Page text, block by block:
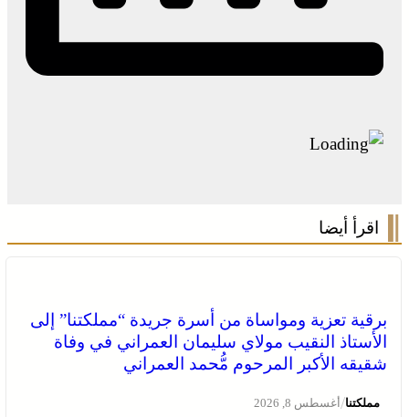
اقرأ أيضا
برقية تعزية ومواساة من أسرة جريدة “مملكتنا” إلى
الأستاذ النقيب مولاي سليمان العمراني في وفاة
شقيقه الأكبر المرحوم مُّحمد العمراني
مملكتنا/أغسطس 8, 2026